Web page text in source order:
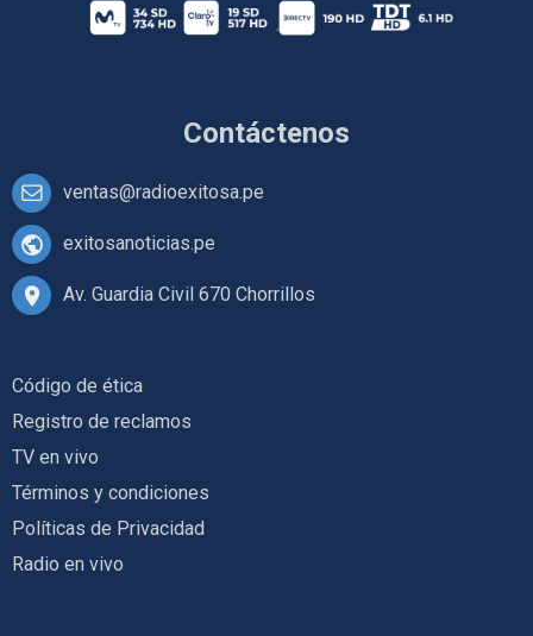
Contáctenos
ventas@radioexitosa.pe
exitosanoticias.pe
Av. Guardia Civil 670 Chorrillos
Código de ética
Registro de reclamos
TV en vivo
Términos y condiciones
Políticas de Privacidad
Radio en vivo